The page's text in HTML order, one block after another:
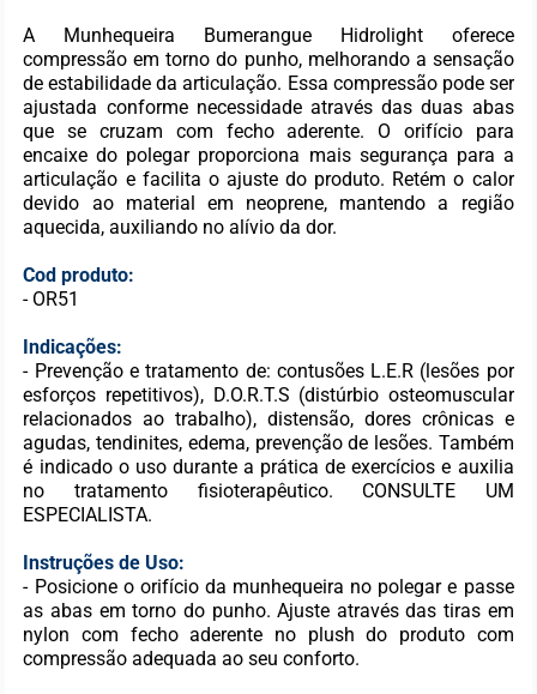
A Munhequeira Bumerangue Hidrolight oferece
compressão em torno do punho, melhorando a sensação
de estabilidade da articulação. Essa compressão pode ser
ajustada conforme necessidade através das duas abas
que se cruzam com fecho aderente. O orifício para
encaixe do polegar proporciona mais segurança para a
articulação e facilita o ajuste do produto. Retém o calor
devido ao material em neoprene, mantendo a região
aquecida, auxiliando no alívio da dor.
Cod produto:
- OR51
Indicações:
- Prevenção e tratamento de: contusões L.E.R (lesões por
esforços repetitivos), D.O.R.T.S (distúrbio osteomuscular
relacionados ao trabalho), distensão, dores crônicas e
agudas, tendinites, edema, prevenção de lesões. Também
é indicado o uso durante a prática de exercícios e auxilia
no tratamento fisioterapêutico. CONSULTE UM
ESPECIALISTA.
Instruções de Uso:
- Posicione o orifício da munhequeira no polegar e passe
as abas em torno do punho. Ajuste através das tiras em
nylon com fecho aderente no plush do produto com
compressão adequada ao seu conforto.